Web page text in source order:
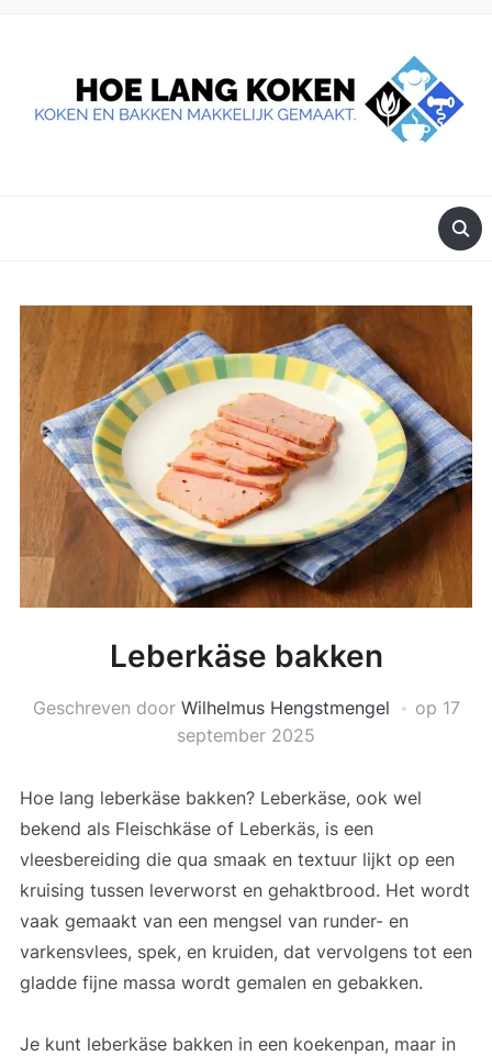
Leberkäse bakken
Geschreven door Wilhelmus Hengstmengel op 17
september 2025
Hoe lang leberkäse bakken? Leberkäse, ook wel
bekend als Fleischkäse of Leberkäs, is een
vleesbereiding die qua smaak en textuur lijkt op een
kruising tussen leverworst en gehaktbrood. Het wordt
vaak gemaakt van een mengsel van runder- en
varkensvlees, spek, en kruiden, dat vervolgens tot een
gladde fijne massa wordt gemalen en gebakken.
Je kunt leberkäse bakken in een koekenpan, maar in